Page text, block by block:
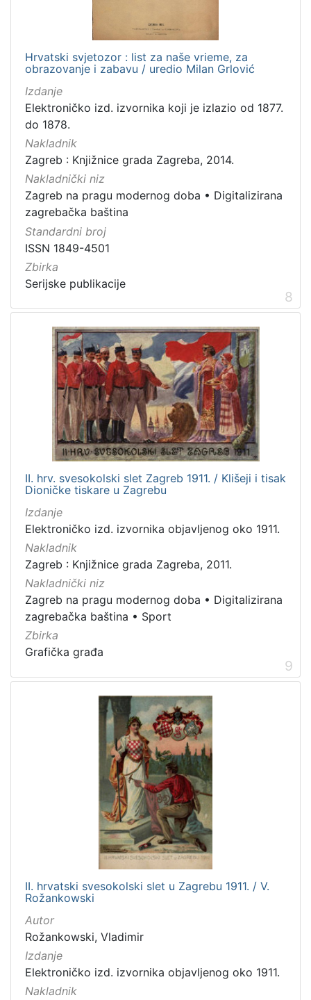
Hrvatski svjetozor : list za naše vrieme, za
obrazovanje i zabavu / uredio Milan Grlović
Izdanje
Elektroničko izd. izvornika koji je izlazio od 1877.
do 1878.
Nakladnik
Zagreb : Knjižnice grada Zagreba, 2014.
Nakladnički niz
Zagreb na pragu modernog doba • Digitalizirana
zagrebačka baština
Standardni broj
ISSN 1849-4501
Zbirka
Serijske publikacije
8
II. hrv. svesokolski slet Zagreb 1911. / Klišeji i tisak
Dioničke tiskare u Zagrebu
Izdanje
Elektroničko izd. izvornika objavljenog oko 1911.
Nakladnik
Zagreb : Knjižnice grada Zagreba, 2011.
Nakladnički niz
Zagreb na pragu modernog doba • Digitalizirana
zagrebačka baština • Sport
Zbirka
Grafička građa
9
II. hrvatski svesokolski slet u Zagrebu 1911. / V.
Rožankowski
Autor
Rožankowski, Vladimir
Izdanje
Elektroničko izd. izvornika objavljenog oko 1911.
Nakladnik